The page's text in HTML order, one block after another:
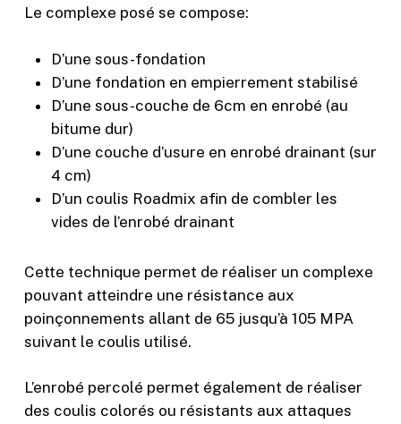
Le complexe posé se compose:
D’une sous-fondation
D’une fondation en empierrement stabilisé
D’une sous-couche de 6cm en enrobé (au
bitume dur)
D’une couche d’usure en enrobé drainant (sur
4 cm)
D’un coulis Roadmix afin de combler les
vides de l’enrobé drainant
Cette technique permet de réaliser un complexe
pouvant atteindre une résistance aux
poinçonnements allant de 65 jusqu’à 105 MPA
suivant le coulis utilisé.
L’enrobé percolé permet également de réaliser
des coulis colorés ou résistants aux attaques